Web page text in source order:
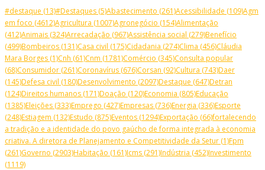
#destaque (13)#Destaques (5)Abastecimento (261)Acessibilidade (109)Agm
em foco (4612)Agricultura (1007)Agronegócio (154)Alimentação
(412)Animais (324)Arrecadação (967)Assistência social (279)Benefício
(499)Bombeiros (131)Casa civil (175)Cidadania (274)Clima (456)Cláudia
Mara Borges (1)Cnh (61)Cnm (1781)Comércio (345)Consulta popular
(68)Consumidor (261)Coronavírus (676)Corsan (92)Cultura (743)Daer
(145)Defesa civil (180)Desenvolvimento (2097)Destaque (647)Detran
(124)Direitos humanos (171)Doação (120)Economia (805)Educação
(1385)Eleições (333)Emprego (427)Empresas (736)Energia (336)Esporte
(248)Estiagem (132)Estudo (875)Eventos (1294)Exportação (66)fortalecendo
a tradição e a identidade do povo gaúcho de forma integrada à economia
criativa. A diretora de Planejamento e Competitividade da Setur (1)Fpm
(261)Governo (2903)Habitação (161)Icms (291)Indústria (452)Investimento
(1119)